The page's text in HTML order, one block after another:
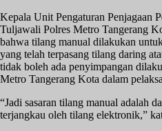
Kepala Unit Pengaturan Penjagaan
Tuljawali Polres Metro Tangerang
bahwa tilang manual dilakukan
yang telah terpasang tilang daring
tidak boleh ada penyimpangan
Metro Tangerang Kota dalam
“Jadi sasaran tilang manual adalah
terjangkau oleh tilang elektronik,”